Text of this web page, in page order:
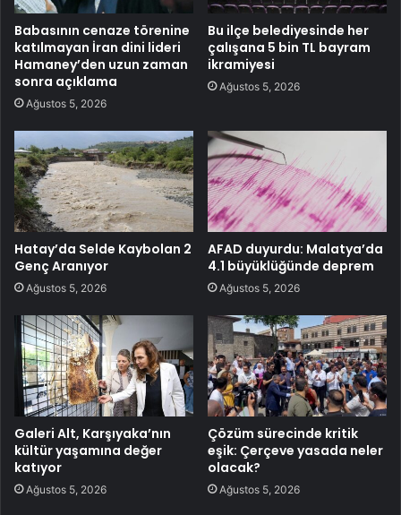
Babasının cenaze törenine
katılmayan İran dini lideri
Hamaney’den uzun zaman
sonra açıklama
Ağustos 5, 2026
Bu ilçe belediyesinde her
çalışana 5 bin TL bayram
ikramiyesi
Ağustos 5, 2026
Hatay’da Selde Kaybolan 2
Genç Aranıyor
Ağustos 5, 2026
AFAD duyurdu: Malatya’da
4.1 büyüklüğünde deprem
Ağustos 5, 2026
Galeri Alt, Karşıyaka’nın
kültür yaşamına değer
katıyor
Ağustos 5, 2026
Çözüm sürecinde kritik
eşik: Çerçeve yasada neler
olacak?
Ağustos 5, 2026